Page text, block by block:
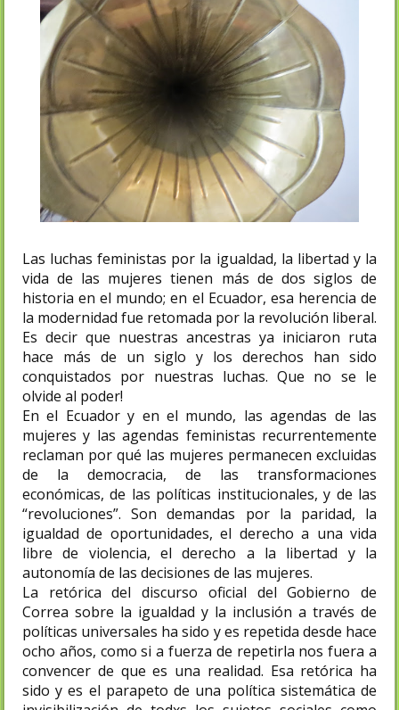
Las luchas feministas por la igualdad, la libertad y la
vida de las mujeres tienen más de dos siglos de
historia en el mundo; en el Ecuador, esa herencia de
la modernidad fue retomada por la revolución liberal.
Es decir que nuestras ancestras ya iniciaron ruta
hace más de un siglo y los derechos han sido
conquistados por nuestras luchas. Que no se le
olvide al poder!
En el Ecuador y en el mundo, las agendas de las
mujeres y las agendas feministas recurrentemente
reclaman por qué las mujeres permanecen excluidas
de la democracia, de las transformaciones
económicas, de las políticas institucionales, y de las
“revoluciones”. Son demandas por la paridad, la
igualdad de oportunidades, el derecho a una vida
libre de violencia, el derecho a la libertad y la
autonomía de las decisiones de las mujeres.
La retórica del discurso oficial del Gobierno de
Correa sobre la igualdad y la inclusión a través de
políticas universales ha sido y es repetida desde hace
ocho años, como si a fuerza de repetirla nos fuera a
convencer de que es una realidad. Esa retórica ha
sido y es el parapeto de una política sistemática de